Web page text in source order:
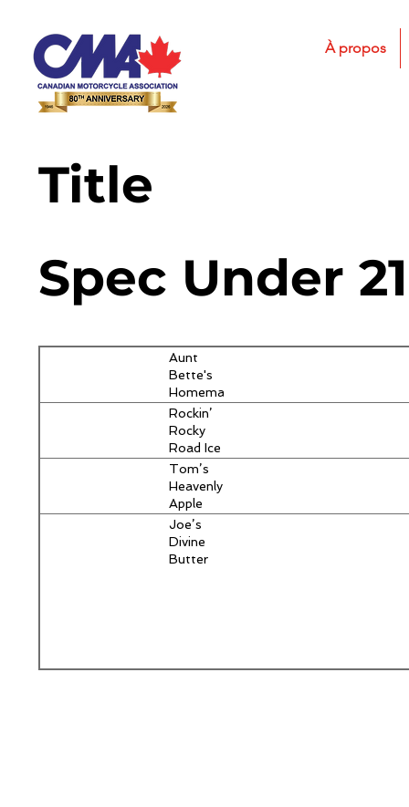
À propos
Title
Spec Under 21
Aunt
Bette's
Homemade
Pecan Pie
Rockin’
Rocky
Road Ice
Cream
Tom’s
Heavenly
Apple
Strudel
Joe’s
Divine
Butter